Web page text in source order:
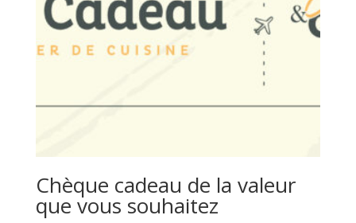
Chèque cadeau de la valeur
que vous souhaitez